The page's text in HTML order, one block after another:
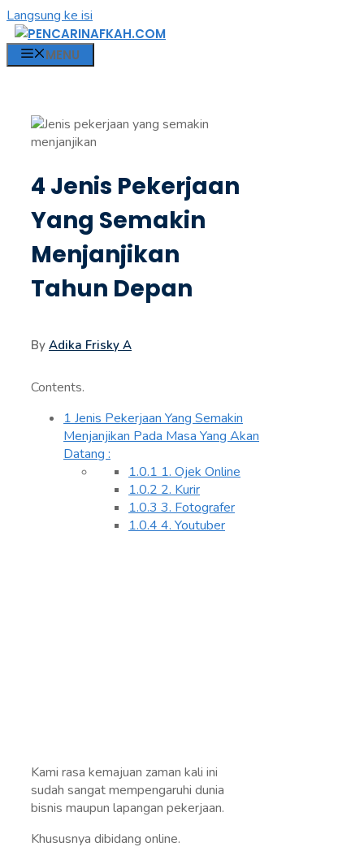
Langsung ke isi
MENU
4 Jenis Pekerjaan
Yang Semakin
Menjanjikan
Tahun Depan
By Adika Frisky A
Contents.
1Jenis Pekerjaan Yang Semakin
Menjanjikan Pada Masa Yang Akan
Datang :
1.0.11. Ojek Online
1.0.22. Kurir
1.0.33. Fotografer
1.0.44. Youtuber
Kami rasa kemajuan zaman kali ini
sudah sangat mempengaruhi dunia
bisnis maupun lapangan pekerjaan.
Khususnya dibidang online.